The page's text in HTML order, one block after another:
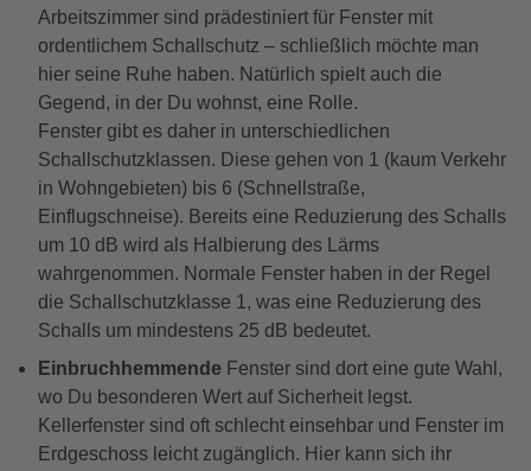
Arbeitszimmer sind prädestiniert für Fenster mit
ordentlichem Schallschutz – schließlich möchte man
hier seine Ruhe haben. Natürlich spielt auch die
Gegend, in der Du wohnst, eine Rolle.
Fenster gibt es daher in unterschiedlichen
Schallschutzklassen. Diese gehen von 1 (kaum Verkehr
in Wohngebieten) bis 6 (Schnellstraße,
Einflugschneise). Bereits eine Reduzierung des Schalls
um 10 dB wird als Halbierung des Lärms
wahrgenommen. Normale Fenster haben in der Regel
die Schallschutzklasse 1, was eine Reduzierung des
Schalls um mindestens 25 dB bedeutet.
Einbruchhemmende Fenster sind dort eine gute Wahl,
wo Du besonderen Wert auf Sicherheit legst.
Kellerfenster sind oft schlecht einsehbar und Fenster im
Erdgeschoss leicht zugänglich. Hier kann sich ihr